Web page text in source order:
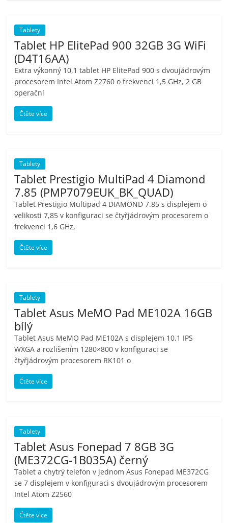
Tablety
Tablet HP ElitePad 900 32GB 3G WiFi
(D4T16AA)
Extra výkonný 10,1 tablet HP ElitePad 900 s dvoujádrovým
procesorem Intel Atom Z2760 o frekvenci 1,5 GHz, 2 GB
operační
Čtěte více
Tablety
Tablet Prestigio MultiPad 4 Diamond
7.85 (PMP7079EUK_BK_QUAD)
Tablet Prestigio Multipad 4 DIAMOND 7.85 s displejem o
velikosti 7,85 v konfiguraci se čtyřjádrovým procesorem o
frekvenci 1,6 GHz,
Čtěte více
Tablety
Tablet Asus MeMO Pad ME102A 16GB
bílý
Tablet Asus MeMO Pad ME102A s displejem 10,1 IPS
WXGA a rozlišením 1280×800 v konfiguraci se
čtyřjádrovým procesorem RK101 o
Čtěte více
Tablety
Tablet Asus Fonepad 7 8GB 3G
(ME372CG-1B035A) černý
Tablet a chytrý telefon v jednom Asus Fonepad ME372CG
se 7 displejem v konfiguraci s dvoujádrovým procesorem
Intel Atom Z2560
Čtěte více